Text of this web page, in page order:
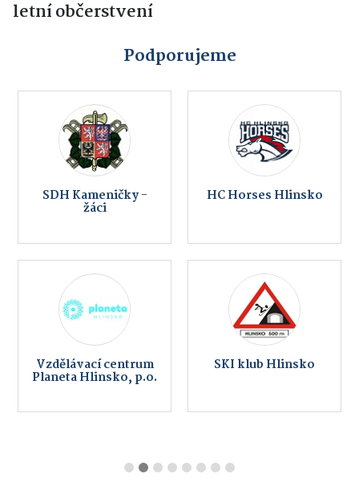
letní občerstvení
Podporujeme
SDH Kameničky -
žáci
HC Horses Hlinsko
Vzdělávací centrum
Planeta Hlinsko, p.o.
SKI klub Hlinsko